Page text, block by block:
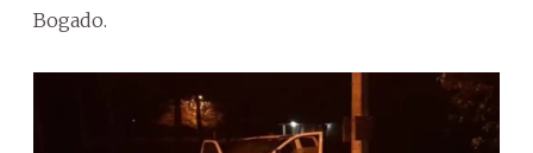
Bogado.